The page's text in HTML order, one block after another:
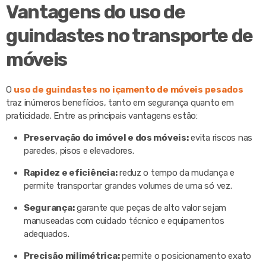
Vantagens do uso de
guindastes no transporte de
móveis
O uso de guindastes no içamento de móveis pesados
traz inúmeros benefícios, tanto em segurança quanto em
praticidade. Entre as principais vantagens estão:
Preservação do imóvel e dos móveis:evita riscos nas
paredes, pisos e elevadores.
Rapidez e eficiência:reduz o tempo da mudança e
permite transportar grandes volumes de uma só vez.
Segurança:garante que peças de alto valor sejam
manuseadas com cuidado técnico e equipamentos
adequados.
Precisão milimétrica:permite o posicionamento exato